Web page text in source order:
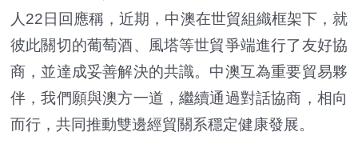
人22日回應稱，近期，中澳在世貿組織框架下，就
彼此關切的葡萄酒、風塔等世貿爭端進行了友好協
商，並達成妥善解決的共識。中澳互為重要貿易夥
伴，我們願與澳方一道，繼續通過對話協商，相向
而行，共同推動雙邊經貿關系穩定健康發展。